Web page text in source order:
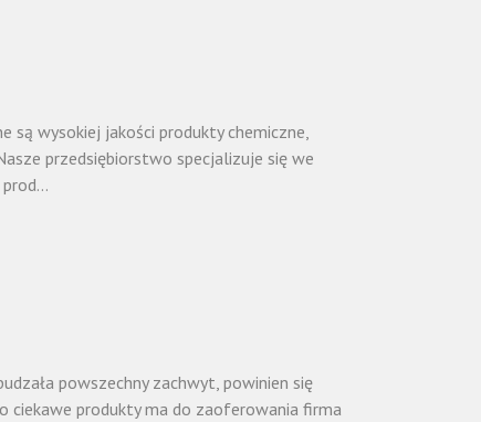
są wysokiej jakości produkty chemiczne,
przedsiębiorstwo specjalizuje się we
powszechny zachwyt, powinien się
ciekawe produkty ma do zaoferowania firma